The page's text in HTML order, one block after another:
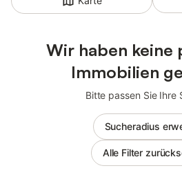
Wir haben keine
Immobilien
Bitte passen Sie Ihre
Sucheradius
Alle Filter